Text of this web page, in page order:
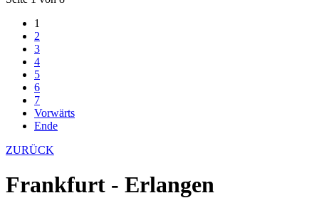
1
2
3
4
5
6
7
Vorwärts
Ende
ZURÜCK
Frankfurt - Erlangen